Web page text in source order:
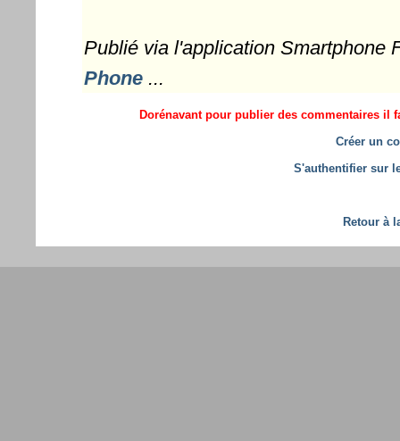
Publié via l'application Smartphone
Phone...
Dorénavant pour publier des commentaires il
Créer un
S'authentifier sur
Retour à